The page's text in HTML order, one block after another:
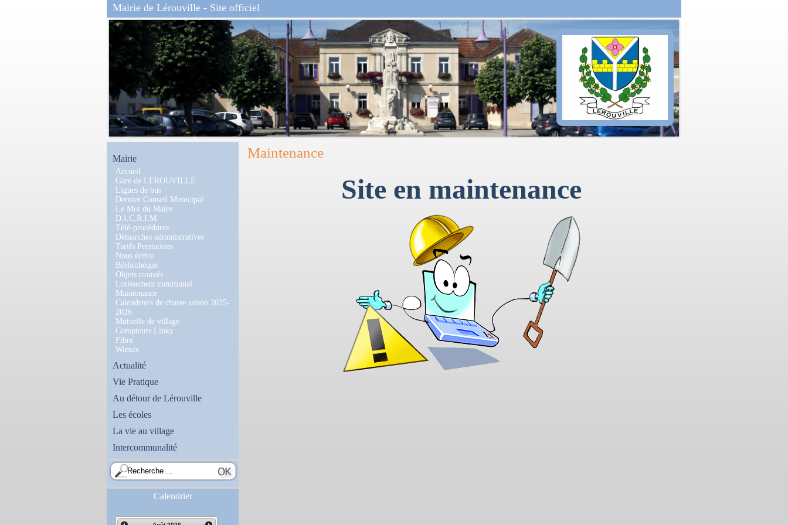
Mairie de Lérouville - Site officiel
Mairie
Accueil
Gare de LEROUVILLE
Lignes de bus
Dernier Conseil Municipal
Le Mot du Maire
D.I.C.R.I.M
Télé-procédures
Démarches administratives
Tarifs Prestations
Nous écrire
Bibliothèque
Objets trouvés
Lotissement communal
Maintenance
Calendriers de chasse saison 2025-
2026
Mutuelle de village
Compteurs Linky
Fibre
Wimax
Actualité
Vie Pratique
Au détour de Lérouville
Les écoles
La vie au village
Intercommunalité
Calendrier
Maintenance
Site en maintenance